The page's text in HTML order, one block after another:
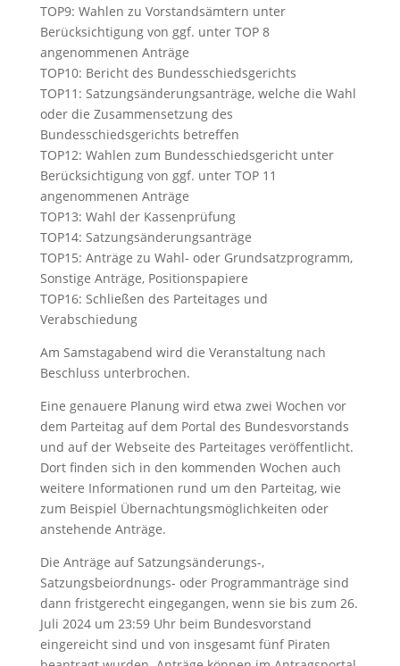
TOP9: Wahlen zu Vorstandsämtern unter
Berücksichtigung von ggf. unter TOP 8
angenommenen Anträge
TOP10: Bericht des Bundesschiedsgerichts
TOP11: Satzungsänderungsanträge, welche die Wahl
oder die Zusammensetzung des
Bundesschiedsgerichts betreffen
TOP12: Wahlen zum Bundesschiedsgericht unter
Berücksichtigung von ggf. unter TOP 11
angenommenen Anträge
TOP13: Wahl der Kassenprüfung
TOP14: Satzungsänderungsanträge
TOP15: Anträge zu Wahl- oder Grundsatzprogramm,
Sonstige Anträge, Positionspapiere
TOP16: Schließen des Parteitages und
Verabschiedung
Am Samstagabend wird die Veranstaltung nach
Beschluss unterbrochen.
Eine genauere Planung wird etwa zwei Wochen vor
dem Parteitag auf dem Portal des Bundesvorstands
und auf der Webseite des Parteitages veröffentlicht.
Dort finden sich in den kommenden Wochen auch
weitere Informationen rund um den Parteitag, wie
zum Beispiel Übernachtungsmöglichkeiten oder
anstehende Anträge.
Die Anträge auf Satzungsänderungs-,
Satzungsbeiordnungs- oder Programmanträge sind
dann fristgerecht eingegangen, wenn sie bis zum 26.
Juli 2024 um 23:59 Uhr beim Bundesvorstand
eingereicht sind und von insgesamt fünf Piraten